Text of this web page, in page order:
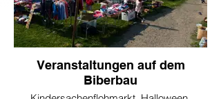
Veranstaltungen auf dem
Biberbau